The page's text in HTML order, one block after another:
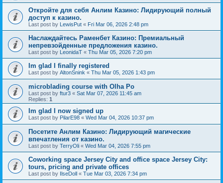
Откройте для себя Анлим Казино: Лидирующий полный
доступ к казино.
Last post by LewisPut « Fri Mar 06, 2026 2:48 pm
Наслаждайтесь Раменбет Казино: Премиальный
непревзойденные предложения казино.
Last post by LeonidaT « Thu Mar 05, 2026 7:20 pm
Im glad I finally registered
Last post by AltonSnink « Thu Mar 05, 2026 1:43 pm
microblading course with Olha Po
Last post by ftur3 « Sat Mar 07, 2026 11:45 am
Replies: 1
Im glad I now signed up
Last post by PilarE98 « Wed Mar 04, 2026 10:37 pm
Посетите Анлим Казино: Лидирующий магические
впечатления от казино.
Last post by TerryOli « Wed Mar 04, 2026 7:55 pm
Coworking space Jersey City and office space Jersey City:
tours, pricing and private offices
Last post by IlseDoll « Tue Mar 03, 2026 7:34 pm